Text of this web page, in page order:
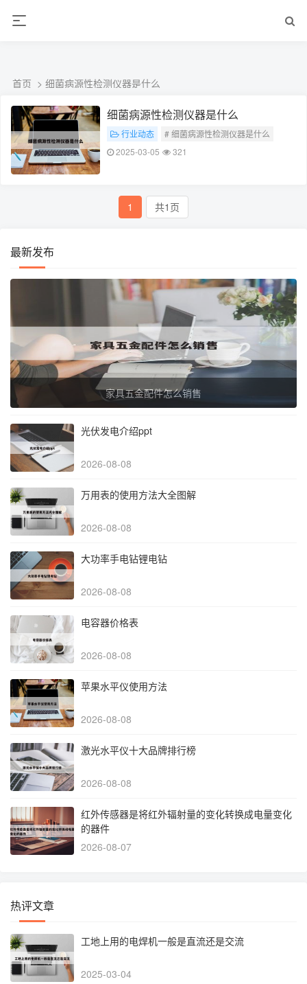
材经营部
首页 > 细菌病源性检测仪器是什么
细菌病源性检测仪器是什么
行业动态
# 细菌病源性检测仪器是什么
2025-03-05
321
1 共1页
最新发布
家具五金配件怎么销售
光伏发电介绍ppt
2026-08-08
万用表的使用方法大全图解
2026-08-08
大功率手电钻锂电钻
2026-08-08
电容器价格表
2026-08-08
苹果水平仪使用方法
2026-08-08
激光水平仪十大品牌排行榜
2026-08-08
红外传感器是将红外辐射量的变化转换成电量变化
的器件
2026-08-07
热评文章
工地上用的电焊机一般是直流还是交流
2025-03-04